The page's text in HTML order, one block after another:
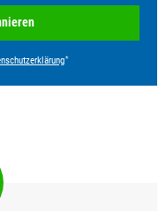
*